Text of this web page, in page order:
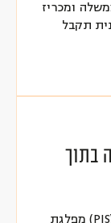
ומכריז
תקבל
בתוך